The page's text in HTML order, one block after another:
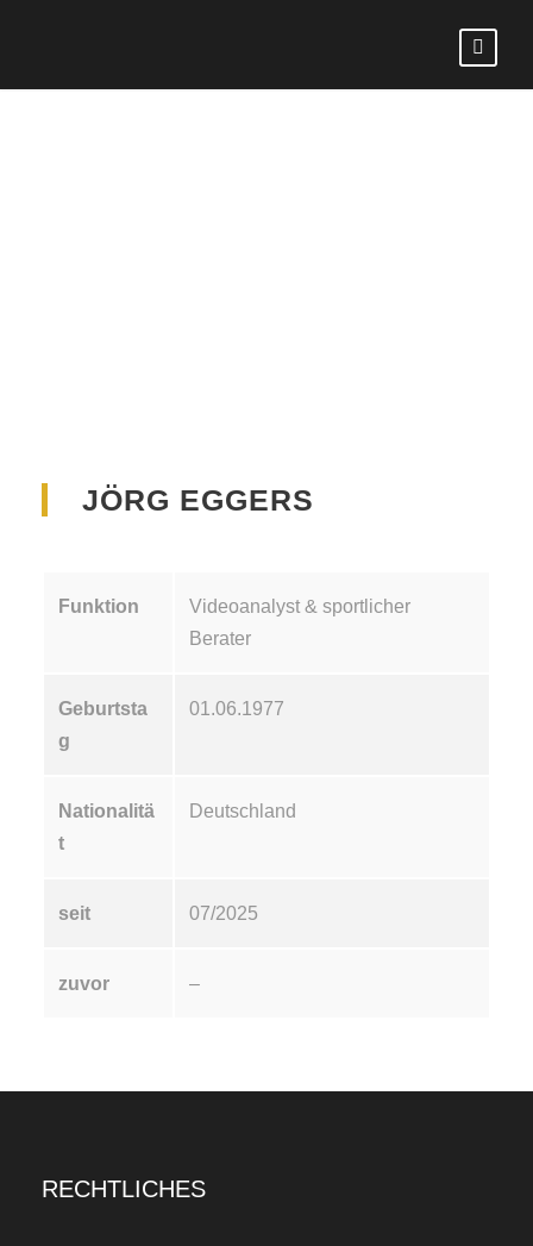
JÖRG EGGERS
Funktion
Videoanalyst & sportlicher
Berater
Geburtsta
g
01.06.1977
Nationalitä
t
Deutschland
seit 07/2025
zuvor –
RECHTLICHES